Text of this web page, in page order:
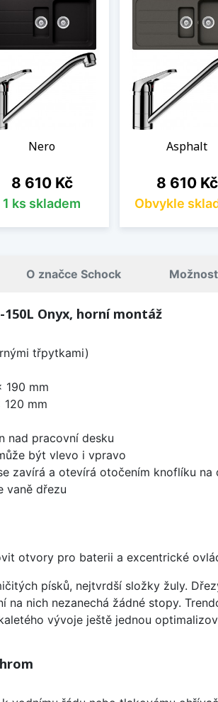
Nero
Cena
8 610 Kč
1 ks skladem
Asphalt
Cena
8 610 Kč
Obvykle
O značce Schock
150L Onyx, horní montáž
třpytkami)
mm
mm
nad pracovní desku
být vlevo i vpravo
zavírá a otevírá otočením knoflíku na
vaně dřezu
otvory pro baterii a excentrické
písků, nejtvrdší složky žuly.
nich nezanechá žádné stopy.
vývoje ještě jednou